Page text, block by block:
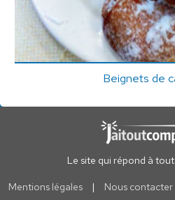
Beignets de
Le site qui répond à
Mentions légales | Nous contacter